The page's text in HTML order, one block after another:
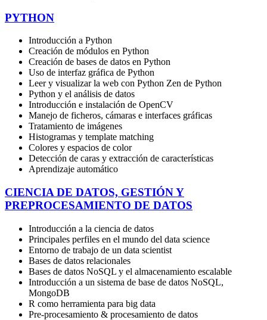
PYTHON
Introducción a Python
Creación de módulos en Python
Creación de bases de datos en Python
Uso de interfaz gráfica de Python
Leer y visualizar la web con Python Zen de Python
Python y el análisis de datos
Introducción e instalación de OpenCV
Manejo de ficheros, cámaras e interfaces gráficas
Tratamiento de imágenes
Histogramas y template matching
Colores y espacios de color
Detección de caras y extracción de características
Aprendizaje automático
CIENCIA DE DATOS, GESTIÓN Y
PREPROCESAMIENTO DE DATOS
Introducción a la ciencia de datos
Principales perfiles en el mundo del data science
Entorno de trabajo de un data scientist
Bases de datos relacionales
Bases de datos NoSQL y el almacenamiento escalable
Introducción a un sistema de base de datos NoSQL,
MongoDB
R como herramienta para big data
Pre-procesamiento & procesamiento de datos